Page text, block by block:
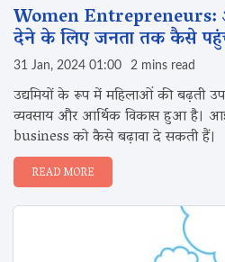
Women Entrepreneurs:
देने के लिए जनता तक कैसे
31 Jan, 2024 01:00 2 mins read
उद्यमियों के रूप में महिलाओं की बढ़ती
व्यवसाय और आर्थिक विकास हुआ है।
business को कैसे बढ़ावा दे सकती हैं।
READ MORE